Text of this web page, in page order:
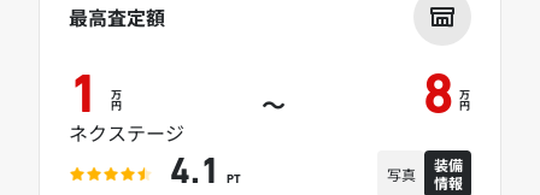
最高査定額
1 万
円 ～ 8 万
円
ネクステージ
4.1 PT 写真
装備
情報